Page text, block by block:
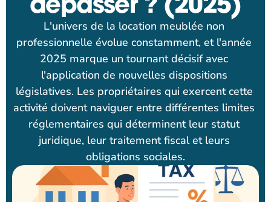
L'univers de la location meublée non
professionnelle évolue constamment, et l'année
2025 marque un tournant décisif avec
l'application de nouvelles dispositions
législatives. Les propriétaires qui exercent cette
activité doivent naviguer entre différentes limites
réglementaires qui déterminent leur statut
juridique, leur traitement fiscal et leurs
obligations sociales.